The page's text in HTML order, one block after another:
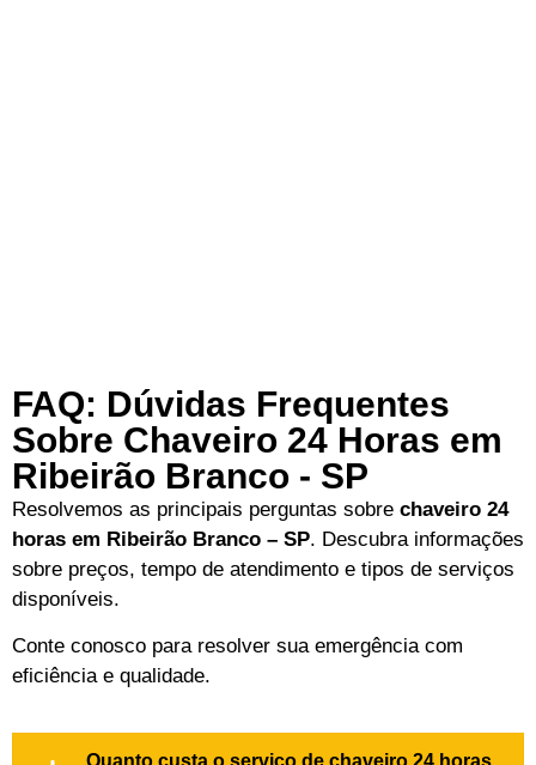
FAQ: Dúvidas Frequentes
Sobre Chaveiro 24 Horas em
Ribeirão Branco - SP
Resolvemos as principais perguntas sobre chaveiro 24
horas em Ribeirão Branco – SP. Descubra informações
sobre preços, tempo de atendimento e tipos de serviços
disponíveis.
Conte conosco para resolver sua emergência com
eficiência e qualidade.
Quanto custa o serviço de chaveiro 24 horas